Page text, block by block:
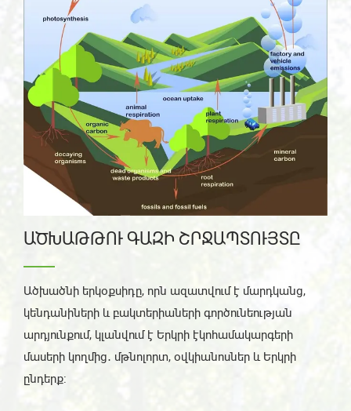
ԱԾԽԱԹԹՈՒ ԳԱԶԻ ՇՐՋԱՊՏՈՒՅՏԸ
Ածխածնի երկօքսիդը, որն ազատվում է մարդկանց,
կենդանիների և բակտերիաների գործունեության
արդյունքում, կլանվում է Երկրի էկոհամակարգերի
մասերի կողմից․ մթնոլորտ, օվկիանոսներ և Երկրի
ընդերք: